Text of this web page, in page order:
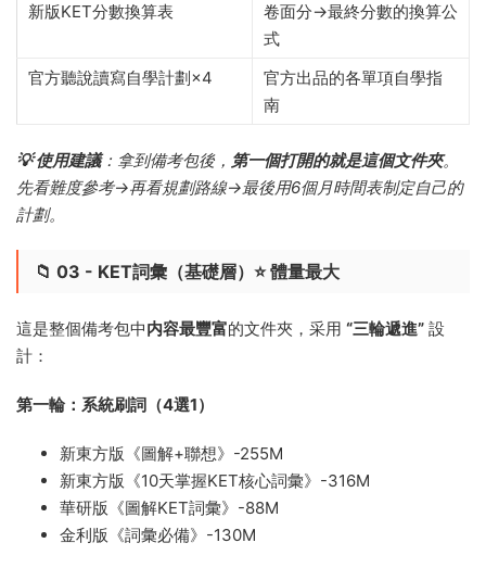
新版KET分數換算表
卷面分→最終分數的換算公
式
官方聽說讀寫自學計劃×4
官方出品的各單項自學指
南
💡 使用建議：拿到備考包後， 第一個打開的就是這個文件夾。
先看難度參考→再看規劃路線→最後用6個月時間表制定自己的
計劃。
📁 03 - KET詞彙（基礎層）⭐ 體量最大
這是整個備考包中内容最豐富的文件夾，采用 “三輪遞進” 設
計：
第一輪：系統刷詞（4選1）
新東方版《圖解+聯想》-255M
新東方版《10天掌握KET核心詞彙》-316M
華研版《圖解KET詞彙》-88M
金利版《詞彙必備》-130M